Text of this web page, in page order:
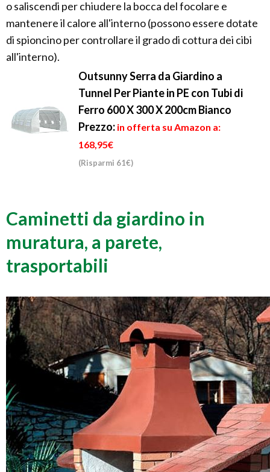
o saliscendi per chiudere la bocca del focolare e
mantenere il calore all'interno (possono essere dotate
di spioncino per controllare il grado di cottura dei cibi
all'interno).
Outsunny Serra da Giardino a
Tunnel Per Piante in PE con Tubi di
Ferro 600 X 300 X 200cm Bianco
Prezzo: in offerta su Amazon a:
168,95€
(Risparmi 61€)
Caminetti da giardino in
muratura, a parete,
trasportabili